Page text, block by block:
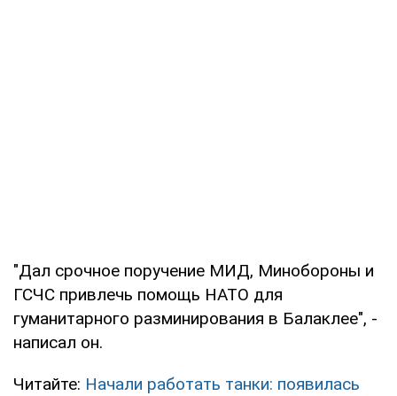
"Дал срочное поручение МИД, Минобороны и
ГСЧС привлечь помощь НАТО для
гуманитарного разминирования в Балаклее", -
написал он.
Читайте: Начали работать танки: появилась